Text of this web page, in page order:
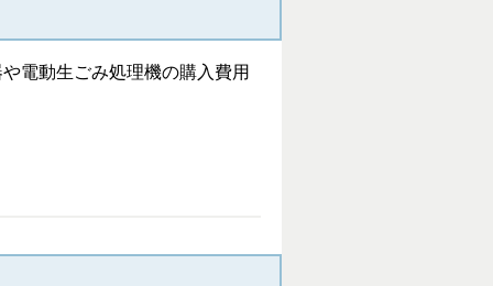
電動生ごみ処理機の購入費用